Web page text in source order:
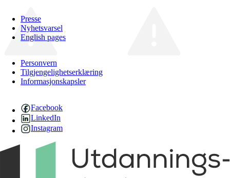
Presse
Nyhetsvarsel
English pages
Personvern
Tilgjengelighetserklæring
Informasjonskapsler
Facebook
LinkedIn
Instagram